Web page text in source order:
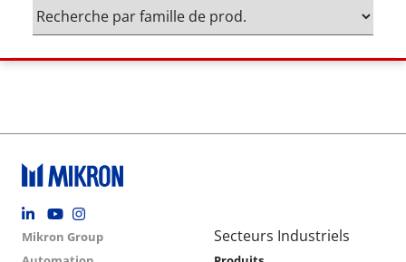
Footer social
Group menu
Mikron Group
Main navigation
Secteurs Industriels